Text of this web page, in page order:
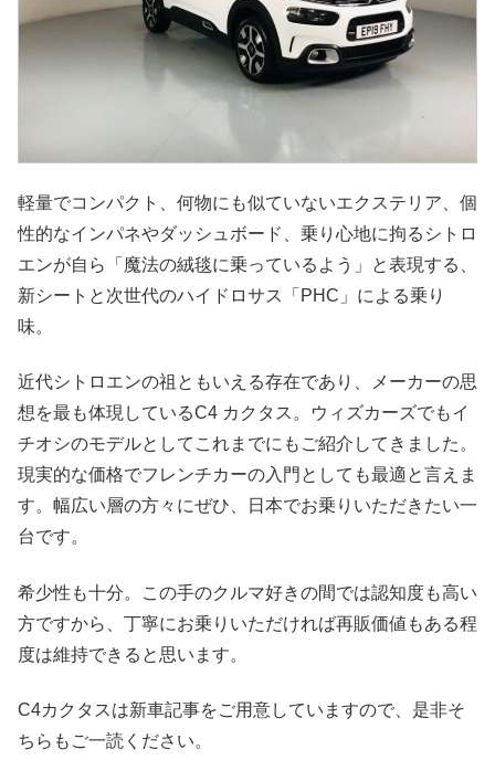
軽量でコンパクト、何物にも似ていないエクステリア、個
性的なインパネやダッシュボード、乗り心地に拘るシトロ
エンが自ら「魔法の絨毯に乗っているよう」と表現する、
新シートと次世代のハイドロサス「PHC」による乗り
味。
近代シトロエンの祖ともいえる存在であり、メーカーの思
想を最も体現しているC4 カクタス。ウィズカーズでもイ
チオシのモデルとしてこれまでにもご紹介してきました。
現実的な価格でフレンチカーの入門としても最適と言えま
す。幅広い層の方々にぜひ、日本でお乗りいただきたい一
台です。
希少性も十分。この手のクルマ好きの間では認知度も高い
方ですから、丁寧にお乗りいただければ再販価値もある程
度は維持できると思います。
C4カクタスは新車記事をご用意していますので、是非そ
ちらもご一読ください。